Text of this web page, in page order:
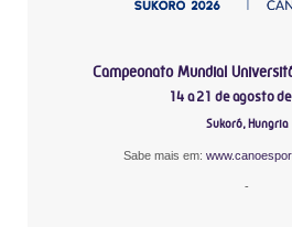
Campeonato Mundial
14 a 21 de agosto
Sukoró, Hungria
Sabe mais em:
-